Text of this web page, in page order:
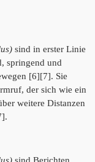
sind in erster Linie
springend und
[6][7]. Sie
der sich wie ein
weitere Distanzen